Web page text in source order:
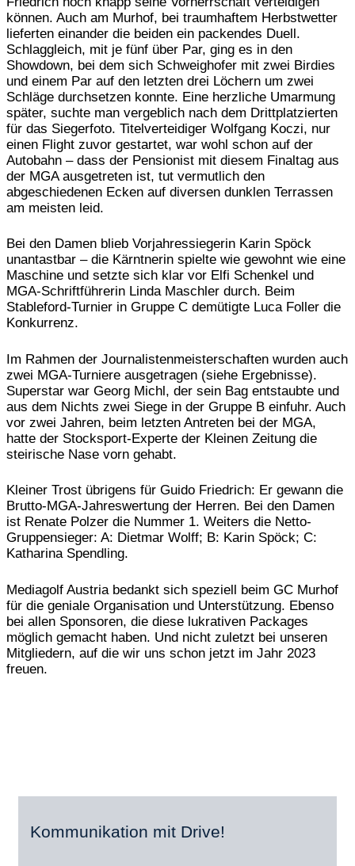
können. Auch am Murhof, bei traumhaftem Herbstwetter
lieferten einander die beiden ein packendes Duell.
Schlaggleich, mit je fünf über Par, ging es in den
Showdown, bei dem sich Schweighofer mit zwei Birdies
und einem Par auf den letzten drei Löchern um zwei
Schläge durchsetzen konnte. Eine herzliche Umarmung
später, suchte man vergeblich nach dem Drittplatzierten
für das Siegerfoto. Titelverteidiger Wolfgang Koczi, nur
einen Flight zuvor gestartet, war wohl schon auf der
Autobahn – dass der Pensionist mit diesem Finaltag aus
der MGA ausgetreten ist, tut vermutlich den
abgeschiedenen Ecken auf diversen dunklen Terrassen
am meisten leid.
Bei den Damen blieb Vorjahressiegerin Karin Spöck
unantastbar – die Kärntnerin spielte wie gewohnt wie eine
Maschine und setzte sich klar vor Elfi Schenkel und
MGA-Schriftführerin Linda Maschler durch. Beim
Stableford-Turnier in Gruppe C demütigte Luca Foller die
Konkurrenz.
Im Rahmen der Journalistenmeisterschaften wurden auch
zwei MGA-Turniere ausgetragen (siehe Ergebnisse).
Superstar war Georg Michl, der sein Bag entstaubte und
aus dem Nichts zwei Siege in der Gruppe B einfuhr. Auch
vor zwei Jahren, beim letzten Antreten bei der MGA,
hatte der Stocksport-Experte der Kleinen Zeitung die
steirische Nase vorn gehabt.
Kleiner Trost übrigens für Guido Friedrich: Er gewann die
Brutto-MGA-Jahreswertung der Herren. Bei den Damen
ist Renate Polzer die Nummer 1. Weiters die Netto-
Gruppensieger: A: Dietmar Wolff; B: Karin Spöck; C:
Katharina Spendling.
Mediagolf Austria bedankt sich speziell beim GC Murhof
für die geniale Organisation und Unterstützung. Ebenso
bei allen Sponsoren, die diese lukrativen Packages
möglich gemacht haben. Und nicht zuletzt bei unseren
Mitgliedern, auf die wir uns schon jetzt im Jahr 2023
freuen.
Kommunikation mit Drive!